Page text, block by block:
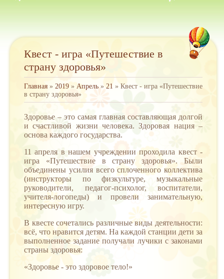
Квест - игра «Путешествие в
страну здоровья»
Главная » 2019 » Апрель » 21 » Квест - игра «Путешествие
в страну здоровья»
Здоровье – это самая главная составляющая долгой
и счастливой жизни человека. Здоровая нация –
основа каждого государства.
11 апреля в нашем учреждении проходила квест -
игра «Путешествие в страну здоровья». Были
объединены усилия всего сплоченного коллектива
(инструкторы по физкультуре, музыкальные
руководители, педагог-психолог, воспитатели,
учителя-логопеды) и провели занимательную,
интересную игру.
В квесте сочетались различные виды деятельности:
всё, что нравится детям. На каждой станции дети за
выполненное задание получали лучики с законами
страны здоровья:
«Здоровье - это здоровое тело!»